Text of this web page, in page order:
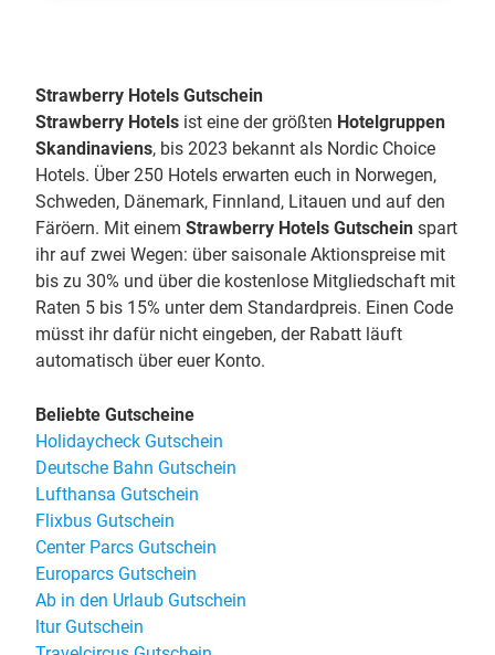
Strawberry Hotels Gutschein
Strawberry Hotels ist eine der größten Hotelgruppen
Skandinaviens, bis 2023 bekannt als Nordic Choice
Hotels. Über 250 Hotels erwarten euch in Norwegen,
Schweden, Dänemark, Finnland, Litauen und auf den
Färöern. Mit einem Strawberry Hotels Gutschein spart
ihr auf zwei Wegen: über saisonale Aktionspreise mit
bis zu 30% und über die kostenlose Mitgliedschaft mit
Raten 5 bis 15% unter dem Standardpreis. Einen Code
müsst ihr dafür nicht eingeben, der Rabatt läuft
automatisch über euer Konto.
Beliebte Gutscheine
Holidaycheck Gutschein
Deutsche Bahn Gutschein
Lufthansa Gutschein
Flixbus Gutschein
Center Parcs Gutschein
Europarcs Gutschein
Ab in den Urlaub Gutschein
ltur Gutschein